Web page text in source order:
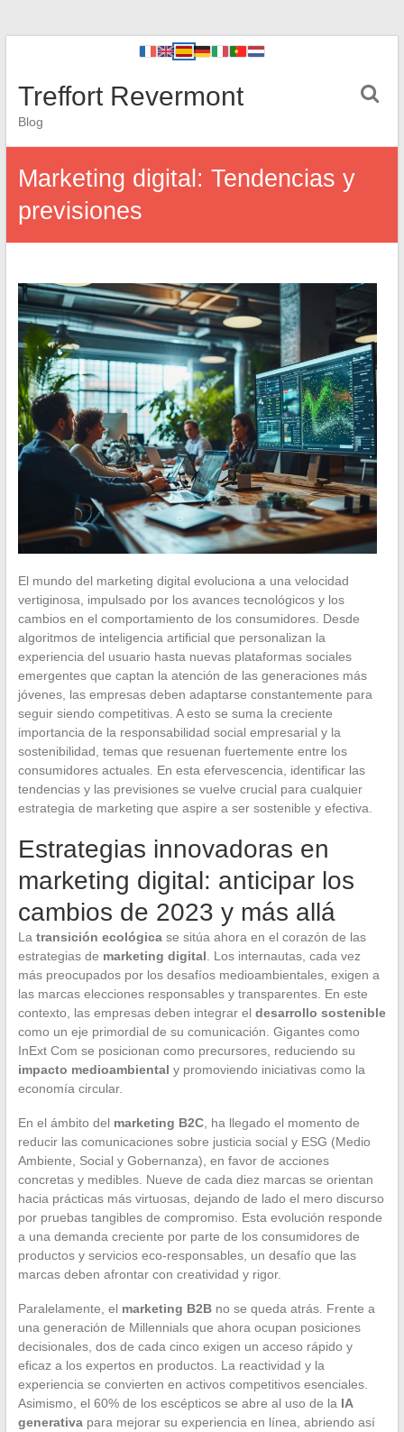
Treffort Revermont
Blog
Marketing digital: Tendencias y
previsiones
El mundo del marketing digital evoluciona a una velocidad
vertiginosa, impulsado por los avances tecnológicos y los
cambios en el comportamiento de los consumidores. Desde
algoritmos de inteligencia artificial que personalizan la
experiencia del usuario hasta nuevas plataformas sociales
emergentes que captan la atención de las generaciones más
jóvenes, las empresas deben adaptarse constantemente para
seguir siendo competitivas. A esto se suma la creciente
importancia de la responsabilidad social empresarial y la
sostenibilidad, temas que resuenan fuertemente entre los
consumidores actuales. En esta efervescencia, identificar las
tendencias y las previsiones se vuelve crucial para cualquier
estrategia de marketing que aspire a ser sostenible y efectiva.
Estrategias innovadoras en
marketing digital: anticipar los
cambios de 2023 y más allá
La transición ecológicase sitúa ahora en el corazón de las
estrategias de marketing digital . Los internautas, cada vez
más preocupados por los desafíos medioambientales, exigen a
las marcas elecciones responsables y transparentes. En este
contexto, las empresas deben integrar el desarrollo sostenible
como un eje primordial de su comunicación. Gigantes como
InExt Com se posicionan como precursores, reduciendo su
impacto medioambiental y promoviendo iniciativas como la
economía circular.
En el ámbito del marketing B2C, ha llegado el momento de
reducir las comunicaciones sobre justicia social y ESG (Medio
Ambiente, Social y Gobernanza), en favor de acciones
concretas y medibles. Nueve de cada diez marcas se orientan
hacia prácticas más virtuosas, dejando de lado el mero discurso
por pruebas tangibles de compromiso. Esta evolución responde
a una demanda creciente por parte de los consumidores de
productos y servicios eco-responsables, un desafío que las
marcas deben afrontar con creatividad y rigor.
Paralelamente, el marketing B2Bno se queda atrás. Frente a
una generación de Millennials que ahora ocupan posiciones
decisionales, dos de cada cinco exigen un acceso rápido y
eficaz a los expertos en productos. La reactividad y la
experiencia se convierten en activos competitivos esenciales.
Asimismo, el 60% de los escépticos se abre al uso de la IA
generativapara mejorar su experiencia en línea, abriendo así